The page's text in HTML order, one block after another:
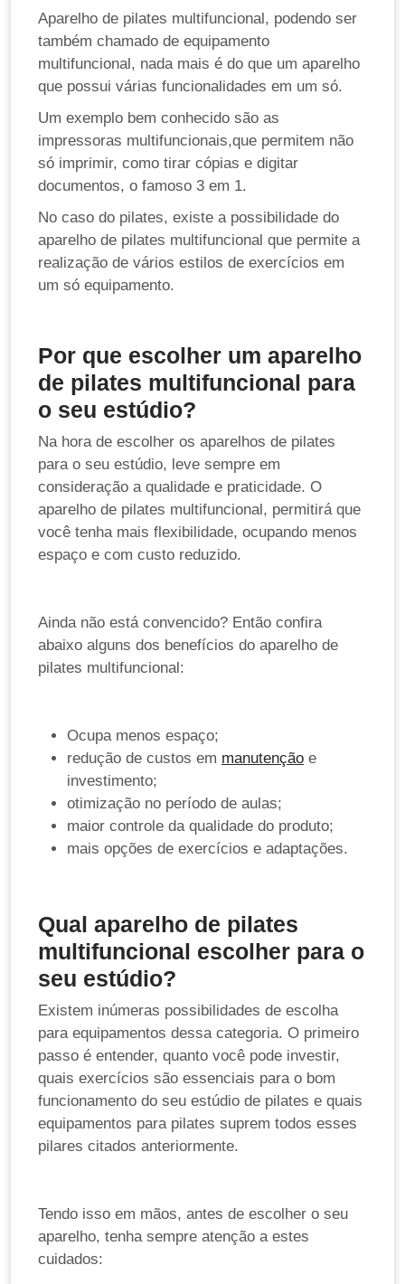
Aparelho de pilates multifuncional, podendo ser
também chamado de equipamento
multifuncional, nada mais é do que um aparelho
que possui várias funcionalidades em um só.
Um exemplo bem conhecido são as
impressoras multifuncionais,que permitem não
só imprimir, como tirar cópias e digitar
documentos, o famoso 3 em 1.
No caso do pilates, existe a possibilidade do
aparelho de pilates multifuncional que permite a
realização de vários estilos de exercícios em
um só equipamento.
Por que escolher um aparelho
de pilates multifuncional para
o seu estúdio?
Na hora de escolher os aparelhos de pilates
para o seu estúdio, leve sempre em
consideração a qualidade e praticidade. O
aparelho de pilates multifuncional, permitirá que
você tenha mais flexibilidade, ocupando menos
espaço e com custo reduzido.
Ainda não está convencido? Então confira
abaixo alguns dos benefícios do aparelho de
pilates multifuncional:
Ocupa menos espaço;
redução de custos em manutenção e
investimento;
otimização no período de aulas;
maior controle da qualidade do produto;
mais opções de exercícios e adaptações.
Qual aparelho de pilates
multifuncional escolher para o
seu estúdio?
Existem inúmeras possibilidades de escolha
para equipamentos dessa categoria. O primeiro
passo é entender, quanto você pode investir,
quais exercícios são essenciais para o bom
funcionamento do seu estúdio de pilates e quais
equipamentos para pilates suprem todos esses
pilares citados anteriormente.
Tendo isso em mãos, antes de escolher o seu
aparelho, tenha sempre atenção a estes
cuidados: